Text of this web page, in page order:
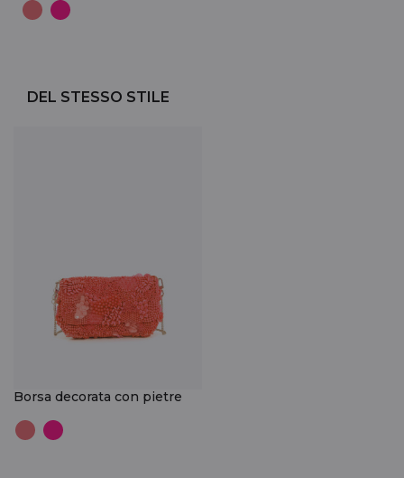
DEL STESSO STILE
Borsa decorata con pietre